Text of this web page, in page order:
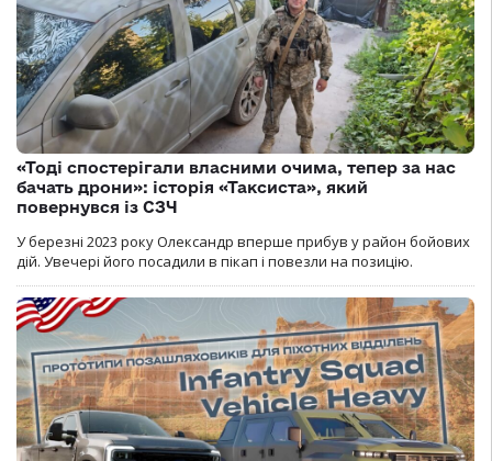
«Тоді спостерігали власними очима, тепер за нас
бачать дрони»: історія «Таксиста», який
повернувся із СЗЧ
У березні 2023 року Олександр вперше прибув у район бойових
дій. Увечері його посадили в пікап і повезли на позицію.